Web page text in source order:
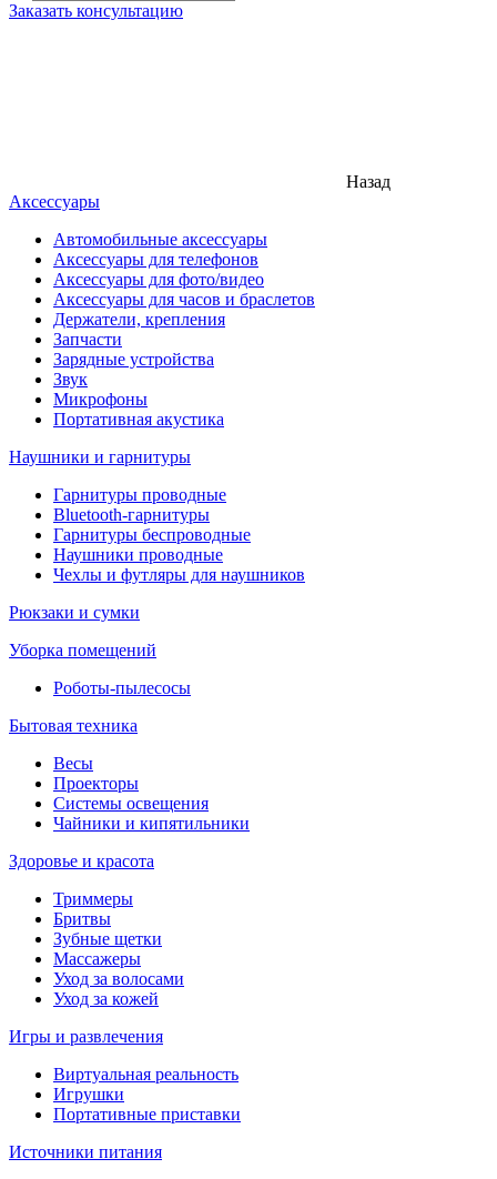
Заказать консультацию
Назад
Аксессуары
Автомобильные аксессуары
Аксессуары для телефонов
Аксессуары для фото/видео
Аксессуары для часов и браслетов
Держатели, крепления
Запчасти
Зарядные устройства
Звук
Микрофоны
Портативная акустика
Наушники и гарнитуры
Гарнитуры проводные
Bluetooth-гарнитуры
Гарнитуры беспроводные
Наушники проводные
Чехлы и футляры для наушников
Рюкзаки и сумки
Уборка помещений
Роботы-пылесосы
Бытовая техника
Весы
Проекторы
Системы освещения
Чайники и кипятильники
Здоровье и красота
Триммеры
Бритвы
Зубные щетки
Массажеры
Уход за волосами
Уход за кожей
Игры и развлечения
Виртуальная реальность
Игрушки
Портативные приставки
Источники питания